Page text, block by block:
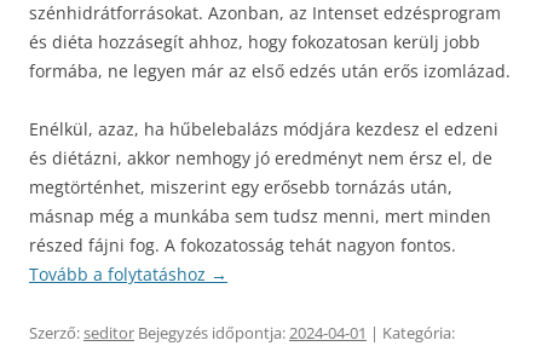
szénhidrátforrásokat. Azonban, az Intenset edzésprogram
és diéta hozzásegít ahhoz, hogy fokozatosan kerülj jobb
formába, ne legyen már az első edzés után erős izomlázad.
Enélkül, azaz, ha hűbelebalázs módjára kezdesz el edzeni
és diétázni, akkor nemhogy jó eredményt nem érsz el, de
megtörténhet, miszerint egy erősebb tornázás után,
másnap még a munkába sem tudsz menni, mert minden
részed fájni fog. A fokozatosság tehát nagyon fontos.
Tovább a folytatáshoz →
Szerző:seditor Bejegyzés időpontja:2024-04-01 | Kategória: